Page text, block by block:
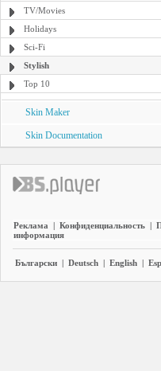
TV/Movies
Holidays
Sci-Fi
Stylish
Top 10
Skin Maker
Skin Documentation
Реклама | Конфиденциальность |
информация
Български | Deutsch | English |